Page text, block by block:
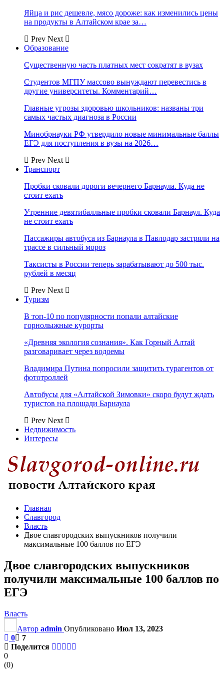
Яйца и рис дешевле, мясо дороже: как изменились цены
на продукты в Алтайском крае за…
Prev Next
Образование
Существенную часть платных мест сократят в вузах
Студентов МГПУ массово вынуждают перевестись в
другие университеты. Комментарий…
Главные угрозы здоровью школьников: названы три
самых частых диагноза в России
Минобрнауки РФ утвердило новые минимальные баллы
ЕГЭ для поступления в вузы на 2026…
Prev Next
Транспорт
Пробки сковали дороги вечернего Барнаула. Куда не
стоит ехать
Утренние девятибалльные пробки сковали Барнаул. Куда
не стоит ехать
Пассажиры автобуса из Барнаула в Павлодар застряли на
трассе в сильный мороз
Таксисты в России теперь зарабатывают до 500 тыс.
рублей в месяц
Prev Next
Туризм
В топ-10 по популярности попали алтайские
горнолыжные курорты
«Древняя экология сознания». Как Горный Алтай
разговаривает через водоемы
Владимира Путина попросили защитить турагентов от
фототроллей
Автобусы для «Алтайской Зимовки» скоро будут ждать
туристов на площади Барнаула
Prev Next
Недвижимость
Интересы
Главная
Славгород
Власть
Двое славгородских выпускников получили
максимальные 100 баллов по ЕГЭ
Двое славгородских выпускников
получили максимальные 100 баллов по
ЕГЭ
Власть
Автор admin Опубликовано Июл 13, 2023
0
7
Поделится
0
(0)